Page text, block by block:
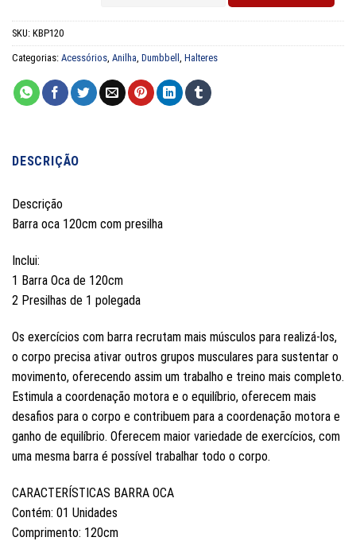
SKU: KBP120
Categorias: Acessórios Anilha Dumbbell Halteres
DESCRIÇÃO
Descrição
Barra oca 120cm com presilha
Inclui:
1 Barra Oca de 120cm
2 Presilhas de 1 polegada
Os exercícios com barra recrutam mais músculos para realizá-los,
o corpo precisa ativar outros grupos musculares para sustentar o
movimento, oferecendo assim um trabalho e treino mais completo.
Estimula a coordenação motora e o equilíbrio, oferecem mais
desafios para o corpo e contribuem para a coordenação motora e
ganho de equilíbrio. Oferecem maior variedade de exercícios, com
uma mesma barra é possível trabalhar todo o corpo.
CARACTERÍSTICAS BARRA OCA
Contém: 01 Unidades
Comprimento: 120cm